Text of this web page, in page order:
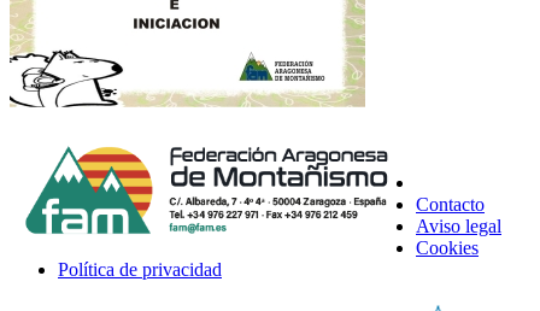
Contacto
Aviso legal
Cookies
Política de privacidad